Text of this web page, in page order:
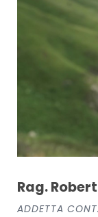
Rag.
ADDETTA